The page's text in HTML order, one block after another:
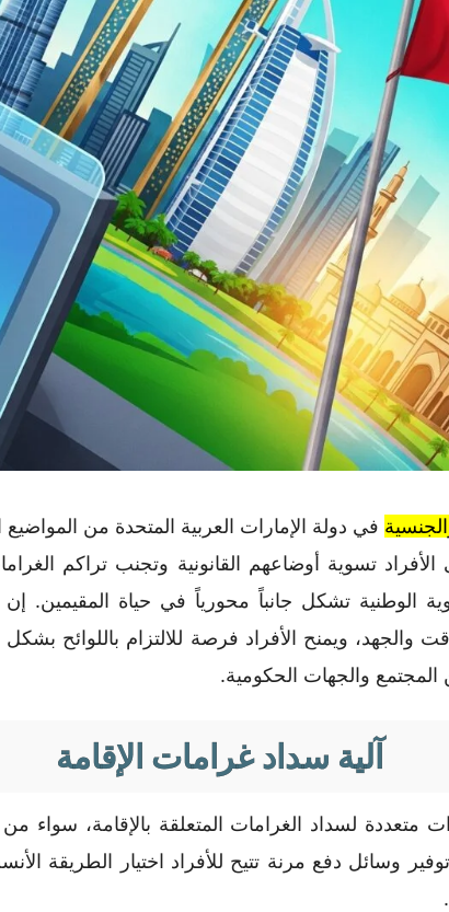
في دولة الإمارات العربية المتحدة من
تسوية أوضاعهم القانونية وتجنب تراكم
الوطنية تشكل جانباً محورياً في حياة
والجهد، ويمنح الأفراد فرصة للالتزام باللوائح
المجتمع والجهات الحكومية.
آلية سداد غرامات الإقامة
متعددة لسداد الغرامات المتعلقة بالإقامة،
وسائل دفع مرنة تتيح للأفراد اختيار الطريقة